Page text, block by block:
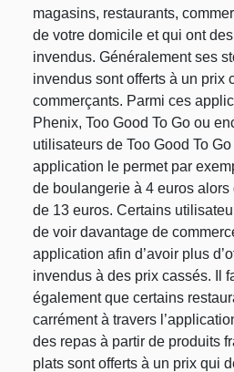
magasins, restaurants,
de votre domicile et qui ont
invendus. Généralement ses
invendus sont offerts à un prix
commerçants. Parmi ces
Phenix, Too Good To Go ou
utilisateurs de Too Good To
application le permet par
de boulangerie à 4 euros
de 13 euros. Certains
de voir davantage de
application afin d’avoir plus
invendus à des prix cassés. Il
également que certains
carrément à travers
des repas à partir de produits
plats sont offerts à un prix qui